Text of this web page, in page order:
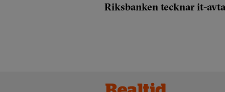
Riksbanken tecknar it-